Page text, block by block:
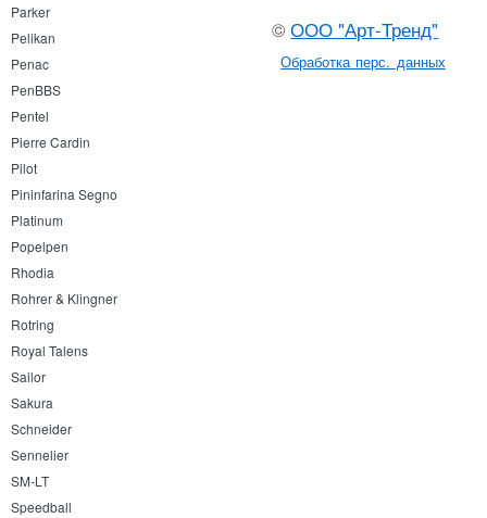
Parker
Pelikan
Penac
PenBBS
Pentel
Pierre Cardin
Pilot
Pininfarina Segno
Platinum
Popelpen
Rhodia
Rohrer & Klingner
Rotring
Royal Talens
Sailor
Sakura
Schneider
Sennelier
SM-LT
Speedball
©ООО "Арт-Тренд"
Обработка перс. данных